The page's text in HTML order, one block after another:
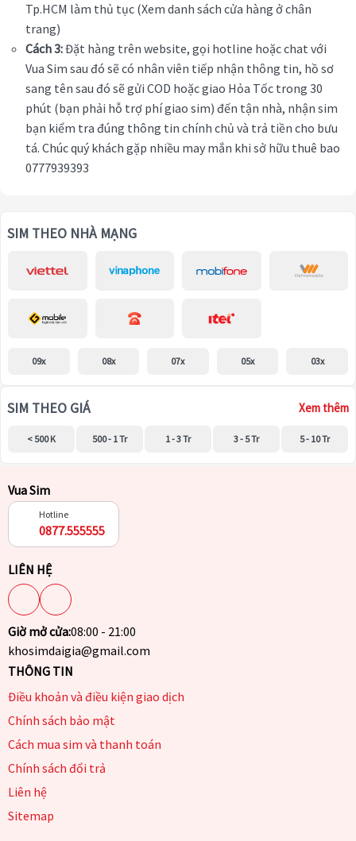
Tp.HCM làm thủ tục (Xem danh sách cửa hàng ở chân
trang)
Cách 3:Đặt hàng trên website, gọi hotline hoặc chat với
Vua Sim sau đó sẽ có nhân viên tiếp nhận thông tin, hồ sơ
sang tên sau đó sẽ gửi COD hoặc giao Hỏa Tốc trong 30
phút (bạn phải hỗ trợ phí giao sim) đến tận nhà, nhận sim
bạn kiểm tra đúng thông tin chính chủ và trả tiền cho bưu
tá. Chúc quý khách gặp nhiều may mắn khi sở hữu thuê bao
0777939393
SIM THEO NHÀ MẠNG
09x 08x 07x 05x 03x
SIM THEO GIÁ Xem thêm
< 500 K 500 - 1 Tr 1 - 3 Tr 3 - 5 Tr 5 - 10 Tr
Vua Sim
Hotline
0877.555555
LIÊN HỆ
Giờ mở cửa:08:00 - 21:00
khosimdaigia@gmail.com
THÔNG TIN
Điều khoản và điều kiện giao dịch
Chính sách bảo mật
Cách mua sim và thanh toán
Chính sách đổi trả
Liên hệ
Sitemap